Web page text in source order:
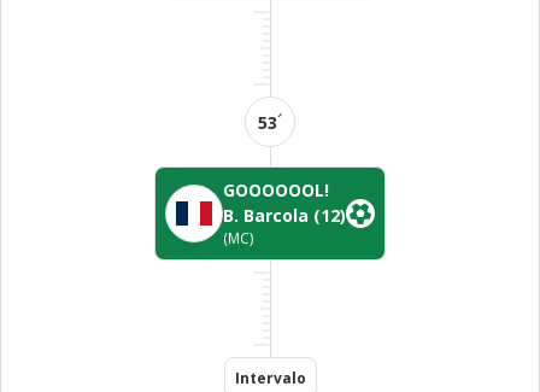
53´
GOOOOOOL!
B. Barcola (12)
(MC)
Intervalo